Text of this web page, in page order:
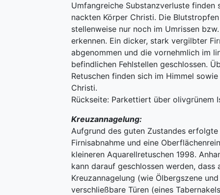
Umfangreiche Substanzverluste finden
nackten Körper Christi. Die
stellenweise nur noch im Umrissen
erkennen. Ein dicker, stark vergilbter
abgenommen und die vornehmlich im
befindlichen Fehlstellen geschlossen.
Retuschen finden sich im Himmel
Christi.
Rückseite: Parkettiert über olivgrünem
Kreuzannagelung:
Aufgrund des guten Zustandes
Firnisabnahme und eine
kleineren Aquarellretuschen 1998.
kann darauf geschlossen werden, dass
Kreuzannagelung (wie Ölbergszene
verschließbare Türen (eines